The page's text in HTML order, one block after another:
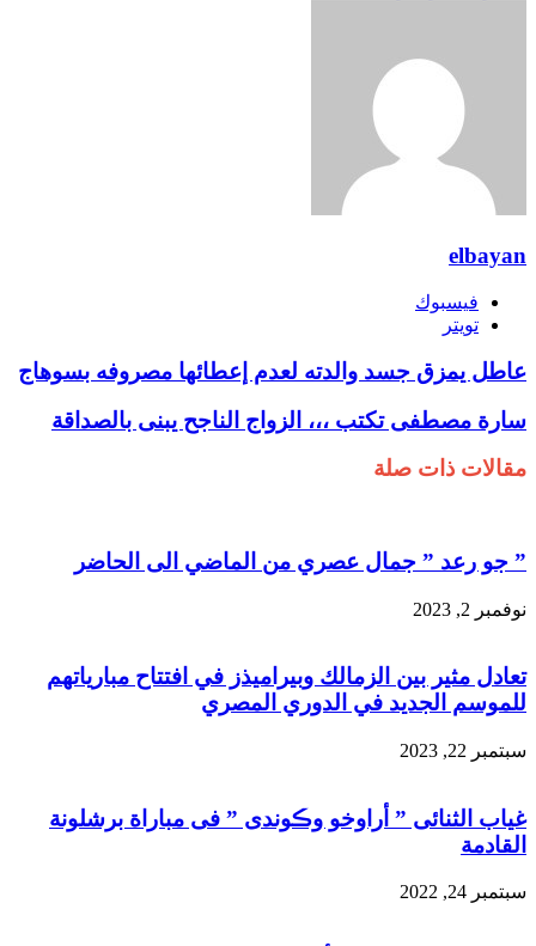
elbayan
فيسبوك
تويتر
عاطل يمزق جسد والدته لعدم إعطائها مصروفه بسوهاج
سارة مصطفى تكتب ،،، الزواج الناجح يبنى بالصداقة
مقالات ذات صلة
” جو رعد ” جمال عصري من الماضي الى الحاضر
نوفمبر 2, 2023
تعادل مثير بين الزمالك وبيراميذز في افتتاح مبارياتهم
للموسم الجديد في الدوري المصري
سبتمبر 22, 2023
غياب الثنائى ” أراوخو وڪوندى ” فى مباراة برشلونة
القادمة
سبتمبر 24, 2022